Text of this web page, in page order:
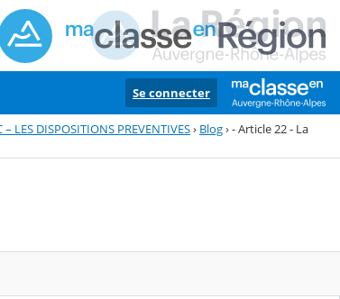
Se connecter
– LES DISPOSITIONS PREVENTIVES› Blog›- Article 22 - La